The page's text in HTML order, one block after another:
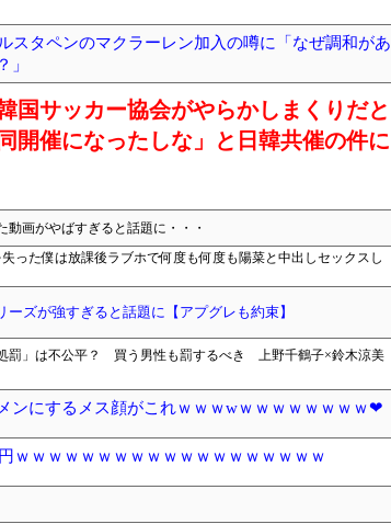
スタペンのマクラーレン加入の噂に「なぜ調和があ
」
国サッカー協会がやらかしまくりだと
開催になったしな」と日韓共催の件に
動画がやばすぎると話題に・・・
った僕は放課後ラブホで何度も何度も陽菜と中出しセックスし
ーズが強すぎると話題に【アプグレも約束】
罰」は不公平？ 買う男性も罰するべき 上野千鶴子×鈴木涼美
ンにするメス顔がこれｗｗｗwｗｗｗｗｗｗｗｗ❤
ｗｗｗｗｗｗｗｗｗｗｗｗｗｗｗｗｗｗｗ